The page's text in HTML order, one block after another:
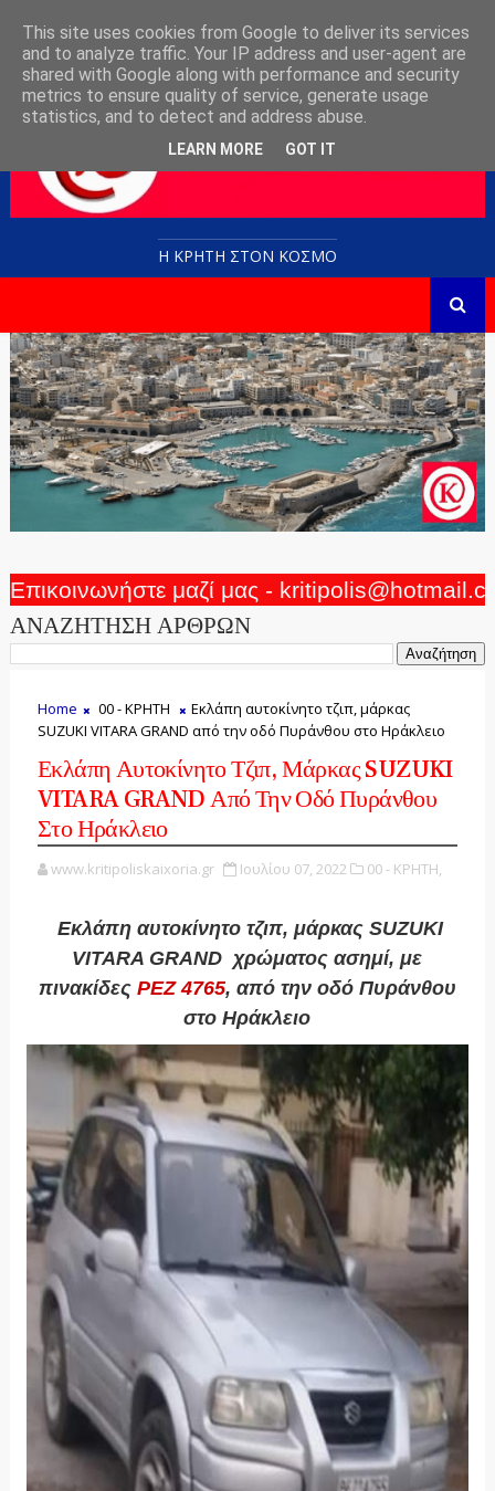
Η ΚΡΗΤΗ ΣΤΟN KOΣΜΟ
Επικοινωνήστε μαζί μας -
ΑΝΑΖΗΤΗΣΗ ΑΡΘΡΩΝ
Home 00 - ΚΡΗΤΗ
Εκλάπη αυτοκίνητο τζιπ, μάρκας
SUZUKI VITARA GRAND από την οδό Πυράνθου στο Ηράκλειο
Εκλάπη Αυτοκίνητο Τζιπ, Μάρκας SUZUKI
VITARA GRAND Από Την Οδό Πυράνθου
Στο Ηράκλειο
www.kritipoliskaixoria.gr Ιουλίου 07, 2022 00 - ΚΡΗΤΗ,
Εκλάπη αυτοκίνητο τζιπ, μάρκας SUZUKI
VITARA GRAND χρώματος ασημί, με
πινακίδες ΡΕΖ 4765, από την οδό Πυράνθου
στο Ηράκλειο
This site uses cookies from Google to deliver its services
and to analyze traffic. Your IP address and user-agent are
shared with Google along with performance and security
metrics to ensure quality of service, generate usage
statistics, and to detect and address abuse.
LEARN MORE GOT IT